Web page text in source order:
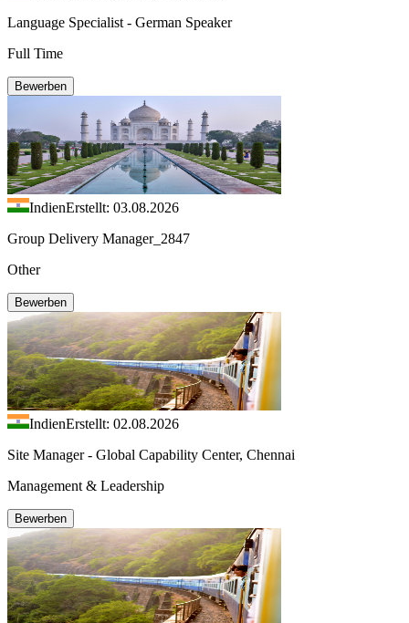
Language Specialist - German Speaker
Full Time
Bewerben
IndienErstellt: 03.08.2026
Group Delivery Manager_2847
Other
Bewerben
IndienErstellt: 02.08.2026
Site Manager - Global Capability Center, Chennai
Management & Leadership
Bewerben